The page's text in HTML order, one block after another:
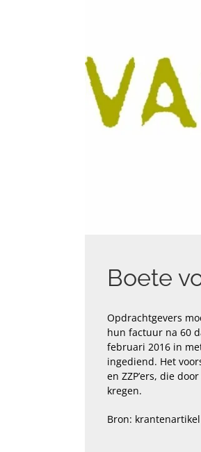
Boete
Opdrachtgevers
hun factuur na 60
februari 2016 in
ingediend. Het
en ZZP’ers, die
kregen.
Bron: krantenartikel